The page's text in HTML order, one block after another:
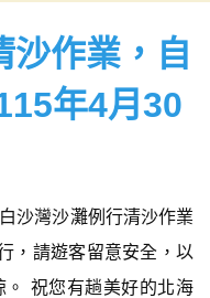
沙作業，自
年4月30
沙灣沙灘例行清沙作業
，請遊客留意安全，以
祝您有趟美好的北海